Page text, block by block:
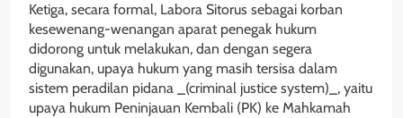
Ketiga, secara formal, Labora Sitorus sebagai korban
kesewenang-wenangan aparat penegak hukum
didorong untuk melakukan, dan dengan segera
digunakan, upaya hukum yang masih tersisa dalam
sistem peradilan pidana _(criminal justice system)_, yaitu
upaya hukum Peninjauan Kembali (PK) ke Mahkamah